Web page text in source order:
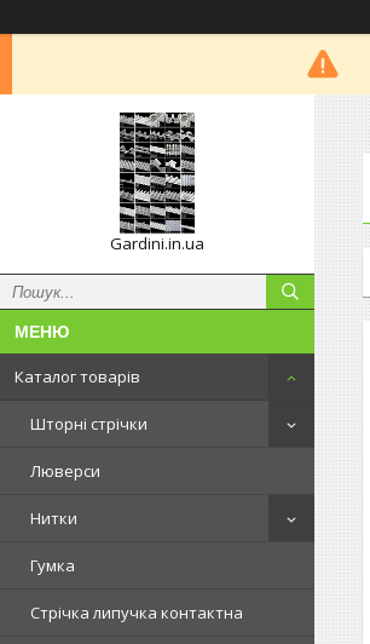
Gardini.in.ua
Каталог товарів
Шторні стрічки
Люверси
Нитки
Гумка
Стрічка липучка контактна